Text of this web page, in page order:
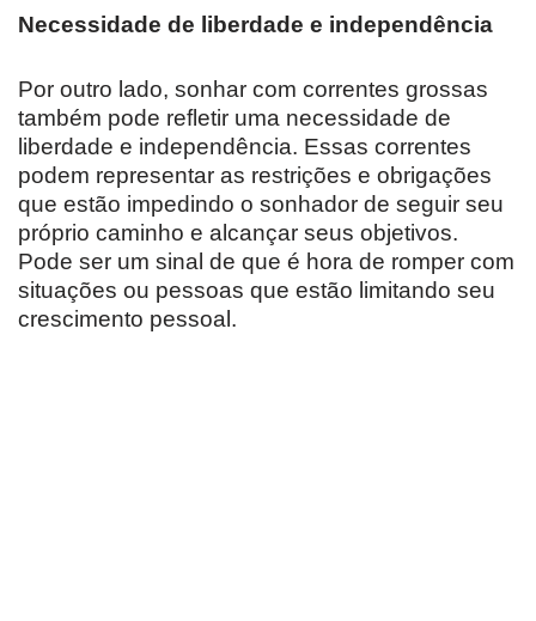
Necessidade de liberdade e independência
Por outro lado, sonhar com correntes grossas
também pode refletir uma necessidade de
liberdade e independência. Essas correntes
podem representar as restrições e obrigações
que estão impedindo o sonhador de seguir seu
próprio caminho e alcançar seus objetivos.
Pode ser um sinal de que é hora de romper com
situações ou pessoas que estão limitando seu
crescimento pessoal.